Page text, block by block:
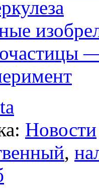
—
Новости
,